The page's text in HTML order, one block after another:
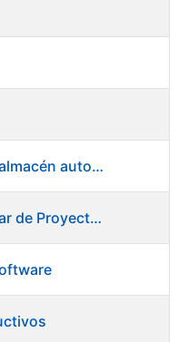
OE 04/19 - Almacenero de almacén automático
OE 05/19 - Ingeniero Auxiliar de Proyectos (Ceres)